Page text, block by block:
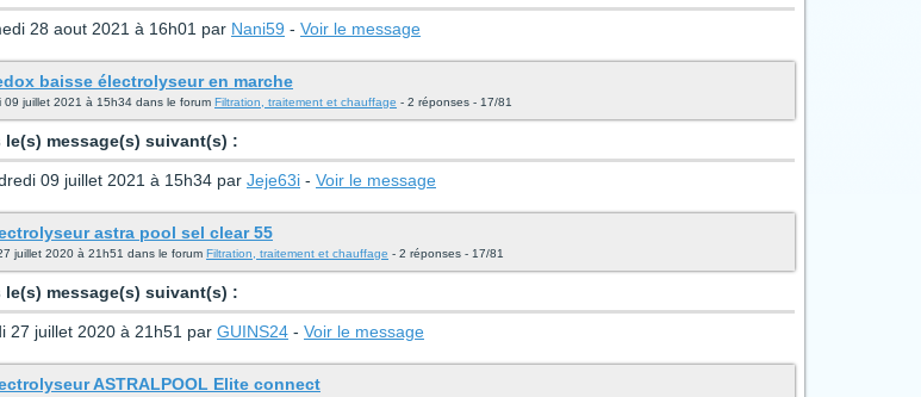
28 aout 2021 à 16h01 par Nani59 - Voir le message
baisse électrolyseur en marche
09 juillet 2021 à 15h34 dans le forum Filtration, traitement et chauffage - 2 réponses - 17/81
message(s) suivant(s) :
09 juillet 2021 à 15h34 par Jeje63i - Voir le message
astra pool sel clear 55
juillet 2020 à 21h51 dans le forum Filtration, traitement et chauffage - 2 réponses - 17/81
message(s) suivant(s) :
27 juillet 2020 à 21h51 par GUINS24 - Voir le message
ASTRALPOOL Elite connect